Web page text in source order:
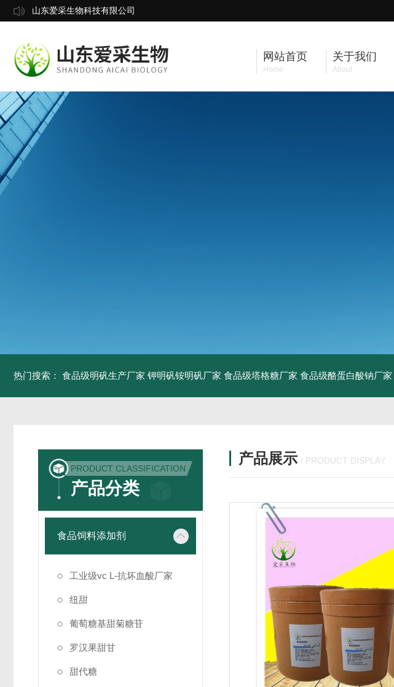
山东爱采生物科技有限公司
网站首页
Home
关于我们
About
热门搜索： 食品级明矾生产厂家 钾明矾铵明矾厂家 食品级塔格糖厂家 食品级酪蛋白酸钠厂家
PRODUCT CLASSIFICATION
产品分类
食品饲料添加剂
工业级vc L-抗坏血酸厂家
纽甜
葡萄糖基甜菊糖苷
罗汉果甜甘
甜代糖
产品展示 / PRODUCT DISPLAY